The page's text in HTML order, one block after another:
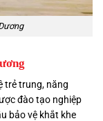
trẻ trung, năng
đào tạo nghiệp
bảo vệ khắt khe